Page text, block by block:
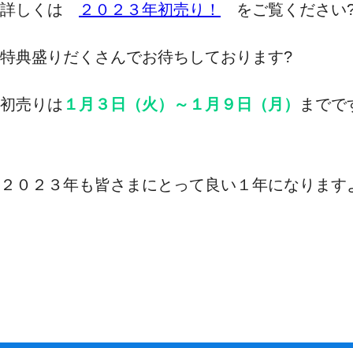
詳しくは ２０２３年初売り！ をご覧ください
特典盛りだくさんでお待ちしております?
初売りは １月３日（火）～１月９日（月） までで
２０２３年も皆さまにとって良い１年になります